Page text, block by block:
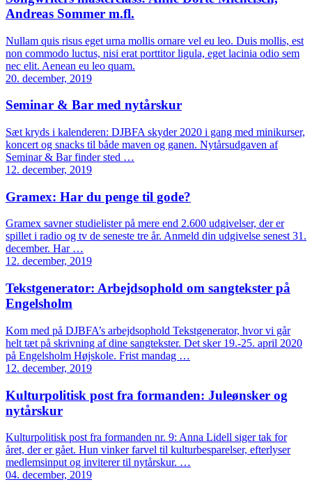
Andreas Sommer m.fl.
Nullam quis risus eget urna mollis ornare vel eu leo. Duis mollis, est
non commodo luctus, nisi erat porttitor ligula, eget lacinia odio sem
nec elit. Aenean eu leo quam.
20. december, 2019
Seminar & Bar med nytårskur
Sæt kryds i kalenderen: DJBFA skyder 2020 i gang med minikurser,
koncert og snacks til både maven og ganen. Nytårsudgaven af
Seminar & Bar finder sted …
12. december, 2019
Gramex: Har du penge til gode?
Gramex savner studielister på mere end 2.600 udgivelser, der er
spillet i radio og tv de seneste tre år. Anmeld din udgivelse senest 31.
december. Har …
12. december, 2019
Tekstgenerator: Arbejdsophold om sangtekster på
Engelsholm
Kom med på DJBFA’s arbejdsophold Tekstgenerator, hvor vi går
helt tæt på skrivning af dine sangtekster. Det sker 19.-25. april 2020
på Engelsholm Højskole. Frist mandag …
12. december, 2019
Kulturpolitisk post fra formanden: Juleønsker og
nytårskur
Kulturpolitisk post fra formanden nr. 9: Anna Lidell siger tak for
året, der er gået. Hun vinker farvel til kulturbesparelser, efterlyser
medlemsinput og inviterer til nytårskur. …
04. december, 2019